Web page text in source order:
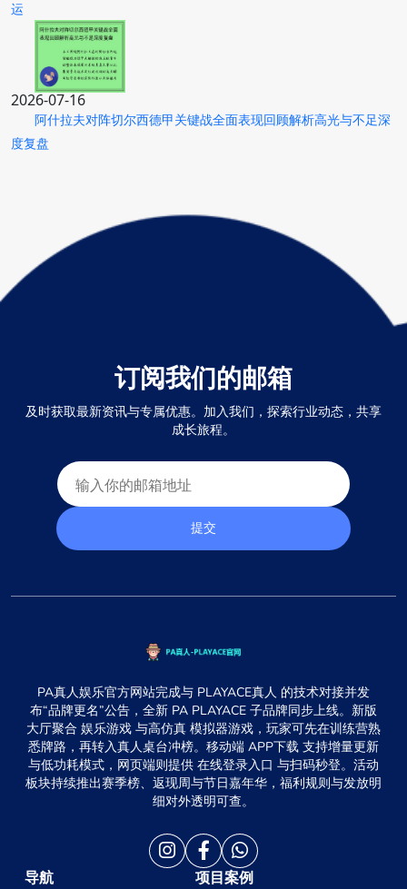
运
2026-07-16
阿什拉夫对阵切尔西德甲关键战全面表现回顾解析高光与不足深
度复盘
订阅我们的邮箱
及时获取最新资讯与专属优惠。加入我们，探索行业动态，共享
成长旅程。
提交
PA真人娱乐官方网站完成与 PLAYACE真人 的技术对接并发
布“品牌更名”公告，全新 PA PLAYACE 子品牌同步上线。新版
大厅聚合 娱乐游戏 与高仿真 模拟器游戏，玩家可先在训练营熟
悉牌路，再转入真人桌台冲榜。移动端 APP下载 支持增量更新
与低功耗模式，网页端则提供 在线登录入口 与扫码秒登。活动
板块持续推出赛季榜、返现周与节日嘉年华，福利规则与发放明
细对外透明可查。
导航 项目案例